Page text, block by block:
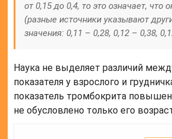
от 0,15 до 0,4, то это означает, что
(разные источники указывают
значения: 0,11 – 0,28, 0,12 – 0,38,
Наука не выделяет различий
показателя у взрослого и
показатель тромбокрита повышен
не обусловлено только его